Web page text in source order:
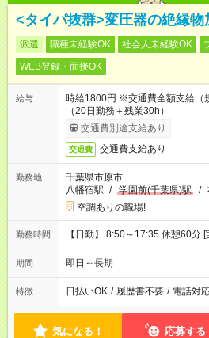
<タイパ抜群>変圧器の絶縁物
派遣 職種未経験OK 社会人未経験OK
WEB登録・面接OK
給与
時給1800円 ※交通費全額支給（
（20日勤務＋残業30h）
交通費別途支給あり
交通費 交通費支給あり
勤務地
千葉県市原市
八幡宿駅 / 学園前(千葉県)駅 /
空調ありの職場!
勤務時間 【日勤】 8:50～17:35 休憩60分
期間 即日～長期
特徴 日払いOK / 履歴書不要 / 電話対
気になる！ 応募する